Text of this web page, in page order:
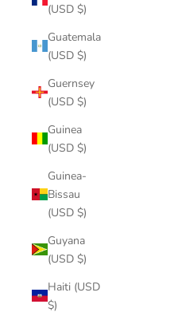
(USD $)
Guatemala
(USD $)
Guernsey
(USD $)
Guinea
(USD $)
Guinea-
Bissau
(USD $)
Guyana
(USD $)
Haiti (USD
$)